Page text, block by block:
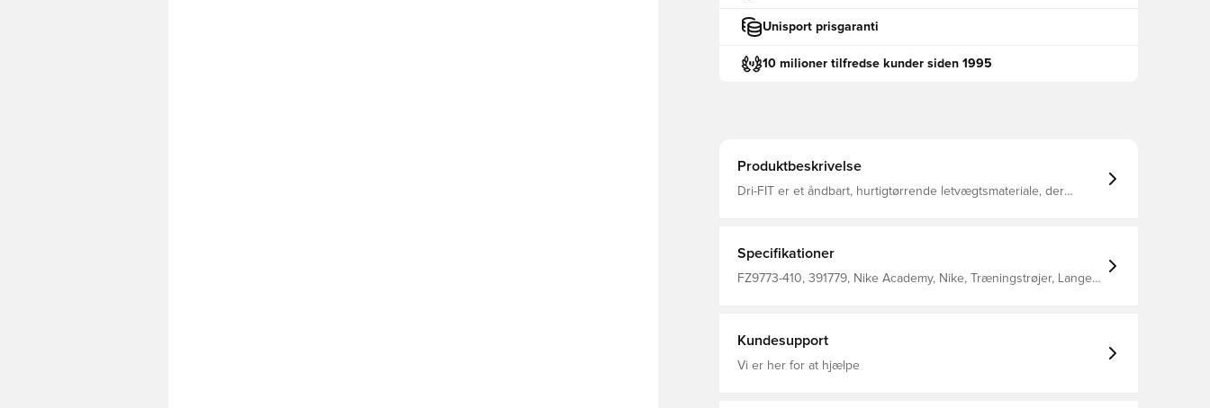
Unisport prisgaranti
10 milioner tilfredse kunder siden 1995
Produktbeskrivelse
Dri-FIT er et åndbart, hurtigtørrende letvægtsmateriale, der
Specifikationer
FZ9773-410, 391779, Nike Academy, Nike, Træningstrøjer, Lange
Kundesupport
Vi er her for at hjælpe